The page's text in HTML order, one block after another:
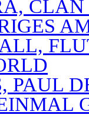
PAUL